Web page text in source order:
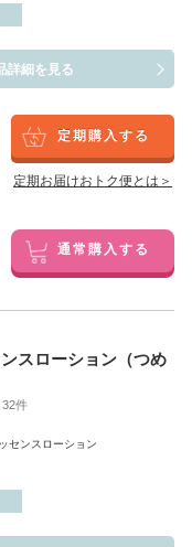
詳細を見る
定期購入する
定期お届けおトク便とは＞
通常購入する
スローション（つめ
32件
ンスローション